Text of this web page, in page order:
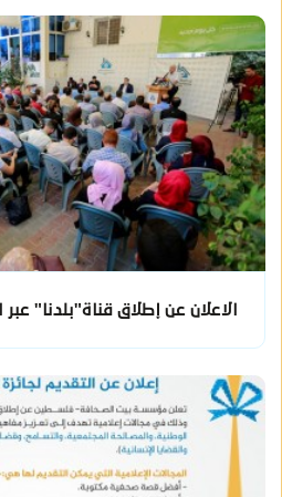
الاعلان عن إطلاق قناة"بلدنا"